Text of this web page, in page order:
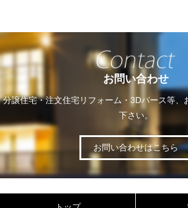
お問い合わせ
分譲住宅・注文住宅リフォーム・3Dパース等、
下さい。
お問い合わせはこちら